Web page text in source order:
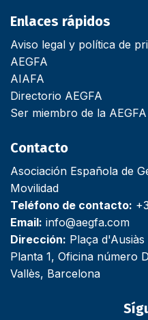
Enlaces rápidos
Aviso legal y política de
AEGFA
AIAFA
Directorio AEGFA
Ser miembro de la AEGFA
Contacto
Asociación Española de
Movilidad
Teléfono de contacto:
Email: info@aegfa.com
Dirección: Plaça d'Ausiàs
Planta 1, Oficina número
Vallès, Barcelona